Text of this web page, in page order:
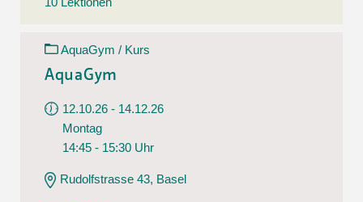
AquaGym / Kurs
AquaGym
12.10.26 - 14.12.26
Montag
14:45 - 15:30 Uhr
Rudolfstrasse 43, Basel